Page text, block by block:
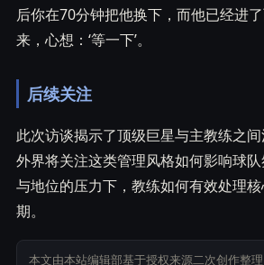
后你在70分钟把他换下，而他已经进
来，心想：‘等一下’。
后续关注
此次访谈揭示了顶级巨星与主教练之间
外界将关注这类管理风格如何影响球
与地位的压力下，教练如何有效处理
期。
本文由本站编辑部基于授权来源二次创作整